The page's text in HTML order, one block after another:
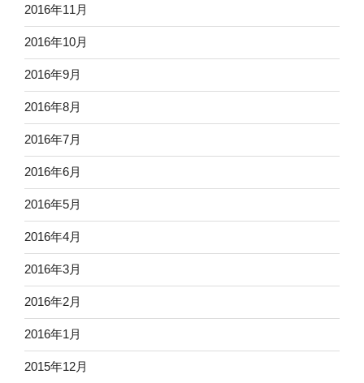
2016年11月
2016年10月
2016年9月
2016年8月
2016年7月
2016年6月
2016年5月
2016年4月
2016年3月
2016年2月
2016年1月
2015年12月